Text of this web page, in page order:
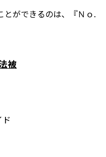
とができるのは、『Ｎｏ.
被